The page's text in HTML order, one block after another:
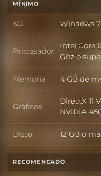
MÍNIMO
SO SO
Windows 7
Procesador Procesador
Intel Core
Ghz o
Memoria Memoria
4 GB de
Gráficos Gráficos
DirectX 11
NVIDIA
Disco Disco
12 GB o
RECOMENDADO